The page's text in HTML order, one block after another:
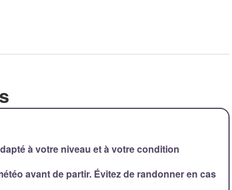
à votre niveau et à votre condition
avant de partir. Évitez de randonner en cas